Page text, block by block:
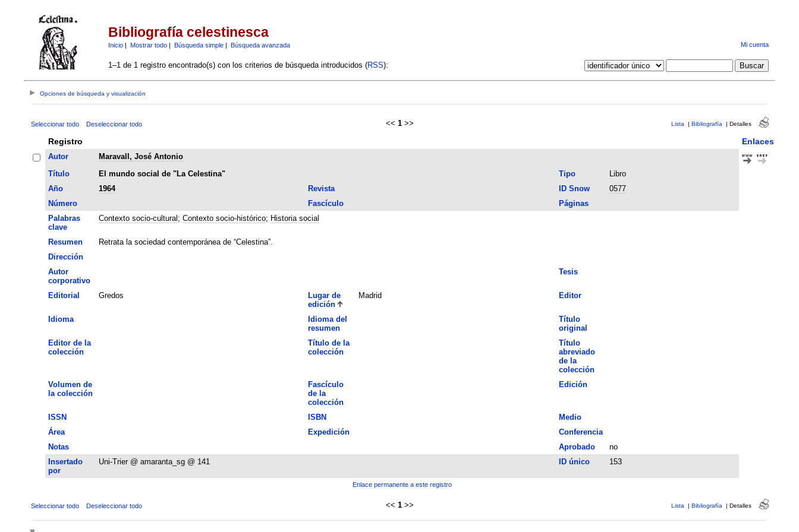
Bibliografía celestinesca
Inicio| Mostrar todo| Búsqueda simple| Búsqueda avanzada Mi cuenta
1–1 de 1 registro encontrado(s) con los criterios de búsqueda introducidos (RSS):
Opciones de búsqueda y visualización
Seleccionar todo Deseleccionar todo << 1 >> Lista | Bibliografía | Detalles
Registro Enlaces
Autor
Maravall, José Antonio
Título
El mundo social de "La Celestina" Tipo
Libro
Año
1964 Revista ID Snow
0577
Número
Fascículo
Páginas
Palabras
clave
Contexto socio-cultural ; Contexto socio-histórico; Historia social
Resumen
Retrata la sociedad contemporánea de “Celestina”.
Dirección
Autor
corporativo
Tesis
Editorial Gredos
Lugar de
edición
Madrid Editor
Idioma
Idioma del
resumen
Título
original
Editor de la
colección
Título de la
colección
Título
abreviado
de la
colección
Volumen de
la colección
Fascículo
de la
colección
Edición
ISSN ISBN
Medio
Área
Expedición
Conferencia
Notas
Aprobado
no
Insertado
por
Uni-Trier @ amaranta_sg @ 141 ID único 153
Enlace permanente a este registro
Seleccionar todo Deseleccionar todo << 1 >> Lista | Bibliografía | Detalles